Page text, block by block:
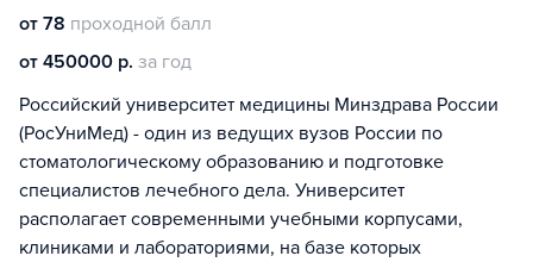
от 78 проходной балл
от 450000 р. за год
Российский университет медицины Минздрава России
(РосУниМед) - один из ведущих вузов России по
стоматологическому образованию и подготовке
специалистов лечебного дела. Университет
располагает современными учебными корпусами,
клиниками и лабораториями, на базе которых